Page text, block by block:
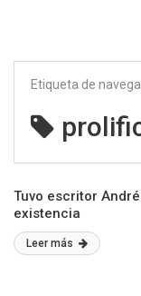
Etiqueta de
Tuvo escritor
existencia
Leer más